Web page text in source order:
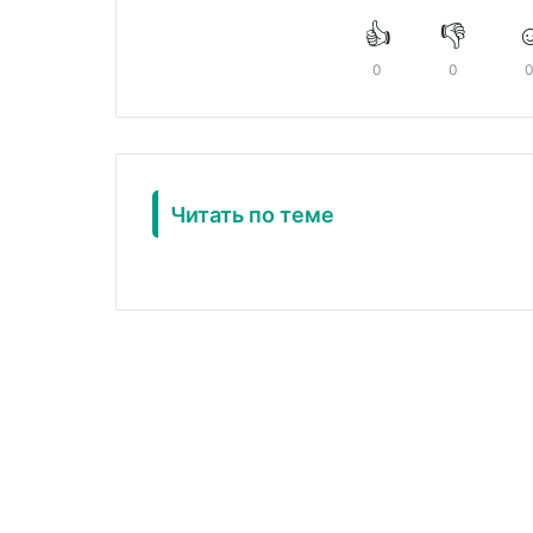
👍
0
👎
0 0
Читать по теме